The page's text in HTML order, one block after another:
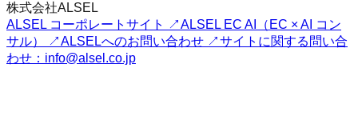
株式会社ALSEL
ALSEL コーポレートサイト ↗ALSEL EC AI（EC × AI コン
サル） ↗ALSELへのお問い合わせ ↗サイトに関する問い合
わせ：info@alsel.co.jp